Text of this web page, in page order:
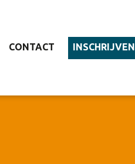
CONTACT INSCHRIJVEN